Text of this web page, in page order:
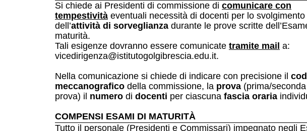
Si chiede ai Presidenti di commissione di comunicare con
tempestività eventuali necessità di docenti per lo svolgimento
dell’attività di sorveglianza durante le prove scritte
maturità.
Tali esigenze dovranno essere comunicate tramite mail a:
vicedirigenza@istitutogolgibrescia.edu.it.
Nella comunicazione si chiede di indicare con precisione il
meccanografico della commissione, la prova (prima/seconda
prova) il numero di docenti per ciascuna fascia oraria
COMPENSI ESAMI DI MATURITÀ
Tutto il personale (Presidenti e Commissari) impegnato negli